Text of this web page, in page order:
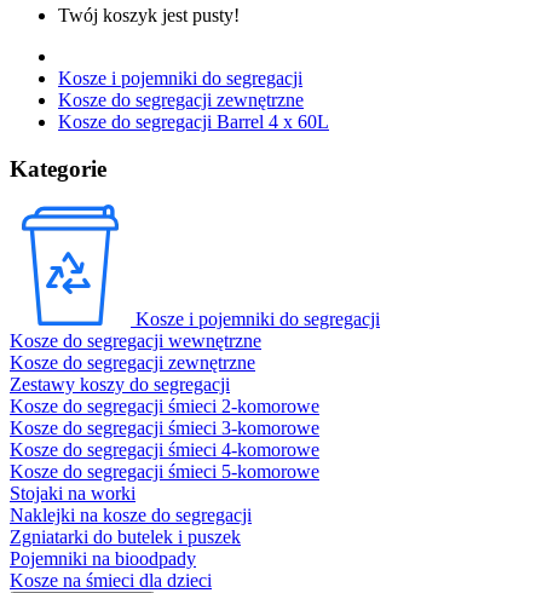
Twój koszyk jest pusty!
Kosze i pojemniki do segregacji
Kosze do segregacji zewnętrzne
Kosze do segregacji Barrel 4 x 60L
Kategorie
Kosze i pojemniki do segregacji
Kosze do segregacji wewnętrzne
Kosze do segregacji zewnętrzne
Zestawy koszy do segregacji
Kosze do segregacji śmieci 2-komorowe
Kosze do segregacji śmieci 3-komorowe
Kosze do segregacji śmieci 4-komorowe
Kosze do segregacji śmieci 5-komorowe
Stojaki na worki
Naklejki na kosze do segregacji
Zgniatarki do butelek i puszek
Pojemniki na bioodpady
Kosze na śmieci dla dzieci